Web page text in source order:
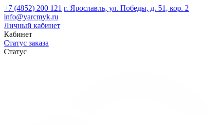
+7 (4852) 200 121 г. Ярославль, ул. Победы, д. 51, кор. 2
info@yarcmyk.ru
Личный кабинет
Кабинет
Статус заказа
Статус